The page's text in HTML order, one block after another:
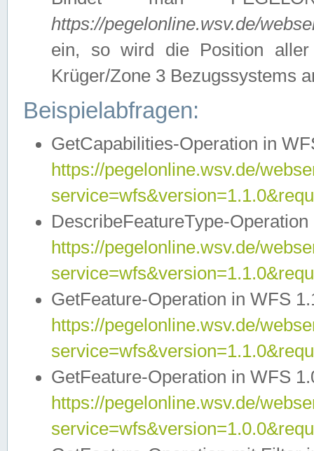
https://pegelonline.wsv.de/
ein, so wird die Position
Krüger/Zone 3 Bezugssystems
Beispielabfragen:
GetCapabilities-Operation in
https://pegelonline.wsv.de/
DescribeFeatureType-
https://pegelonline.wsv.de/
GetFeature-Operation in WFS
https://pegelonline.wsv.de/
GetFeature-Operation in WFS
https://pegelonline.wsv.de/